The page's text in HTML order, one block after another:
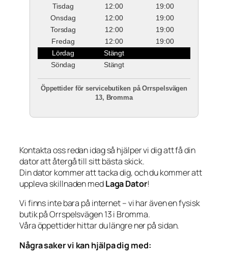
Tisdag
12:00
19:00
Onsdag
12:00
19:00
Torsdag
12:00
19:00
Fredag
12:00
19:00
Lördag
Stängt
Söndag
Stängt
Öppettider för servicebutiken på Orrspelsvägen
13, Bromma
Kontakta oss redan idag så hjälper vi dig att få din
dator att återgå till sitt bästa skick.
Din dator kommer att tacka dig, och du kommer att
uppleva skillnaden medLaga Dator!
Vi finns inte bara på internet – vi har även en fysisk
butik på Orrspelsvägen 13 i Bromma.
Våra öppettider hittar du längre ner på sidan.
Några saker vi kan hjälpa dig med: